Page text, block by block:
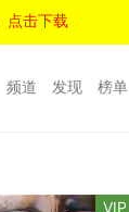
点击下载
频道 发现 榜单
VIP